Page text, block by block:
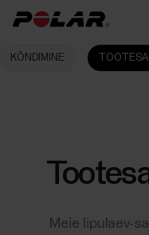
KÕNDIMINE
Meie lipulaev-